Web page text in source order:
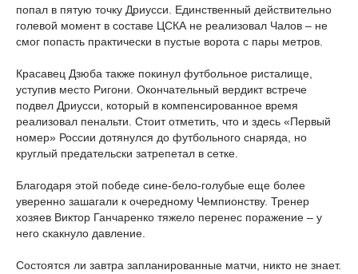
попал в пятую точку Дриусси. Единственный действительно
голевой момент в составе ЦСКА не реализовал Чалов – не
смог попасть практически в пустые ворота с пары метров.
Красавец Дзюба также покинул футбольное ристалище,
уступив место Ригони. Окончательный вердикт встрече
подвел Дриусси, который в компенсированное время
реализовал пенальти. Стоит отметить, что и здесь «Первый
номер» России дотянулся до футбольного снаряда, но
круглый предательски затрепетал в сетке.
Благодаря этой победе сине-бело-голубые еще более
уверенно зашагали к очередному Чемпионству. Тренер
хозяев Виктор Ганчаренко тяжело перенес поражение – у
него скакнуло давление.
Состоятся ли завтра запланированные матчи, никто не знает.